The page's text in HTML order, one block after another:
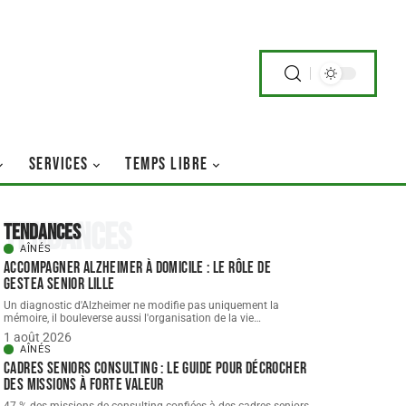
SERVICES TEMPS LIBRE
Tendances
Tendances
AÎNÉS
Accompagner Alzheimer à domicile : le rôle de
gestea Senior Lille
Un diagnostic d'Alzheimer ne modifie pas uniquement la
mémoire, il bouleverse aussi l'organisation de la vie…
1 août 2026
AÎNÉS
Cadres seniors consulting : le guide pour décrocher
des missions à forte valeur